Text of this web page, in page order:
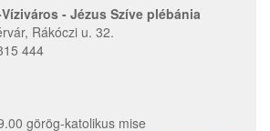
- Jézus Szíve plébánia
Rákóczi u. 32.
444
görög-katolikus mise